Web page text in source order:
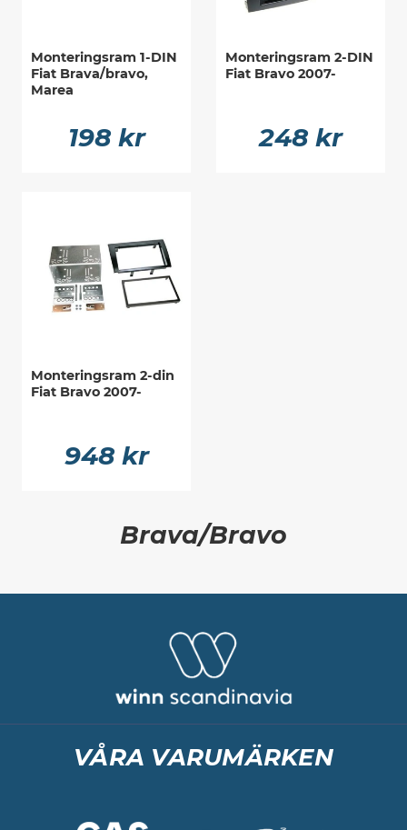
Monteringsram 1-DIN
Fiat Brava/bravo,
Marea
198 kr
Monteringsram 2-DIN
Fiat Bravo 2007-
248 kr
Monteringsram 2-din
Fiat Bravo 2007-
948 kr
Brava/Bravo
VÅRA VARUMÄRKEN